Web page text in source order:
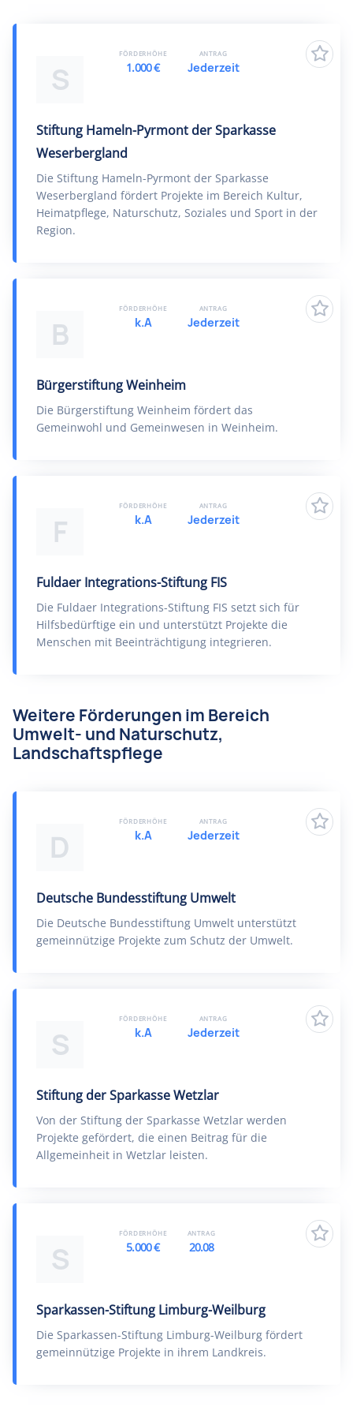
S
Stiftung Hameln-Pyrmont der Sparkasse
Weserbergland
Die Stiftung Hameln-Pyrmont der Sparkasse
Weserbergland fördert Projekte im Bereich Kultur,
Heimatpflege, Naturschutz, Soziales und Sport in der
Region.
FÖRDERHÖHE
1.000 €
ANTRAG
Jederzeit
B
Bürgerstiftung Weinheim
Die Bürgerstiftung Weinheim fördert das
Gemeinwohl und Gemeinwesen in Weinheim.
FÖRDERHÖHE
k.A
ANTRAG
Jederzeit
F
Fuldaer Integrations-Stiftung FIS
Die Fuldaer Integrations-Stiftung FIS setzt sich für
Hilfsbedürftige ein und unterstützt Projekte die
Menschen mit Beeinträchtigung integrieren.
FÖRDERHÖHE
k.A
ANTRAG
Jederzeit
Weitere Förderungen im Bereich
Umwelt- und Naturschutz,
Landschaftspflege
D
Deutsche Bundesstiftung Umwelt
Die Deutsche Bundesstiftung Umwelt unterstützt
gemeinnützige Projekte zum Schutz der Umwelt.
FÖRDERHÖHE
k.A
ANTRAG
Jederzeit
S
Stiftung der Sparkasse Wetzlar
Von der Stiftung der Sparkasse Wetzlar werden
Projekte gefördert, die einen Beitrag für die
Allgemeinheit in Wetzlar leisten.
FÖRDERHÖHE
k.A
ANTRAG
Jederzeit
S
Sparkassen-Stiftung Limburg-Weilburg
Die Sparkassen-Stiftung Limburg-Weilburg fördert
gemeinnützige Projekte in ihrem Landkreis.
FÖRDERHÖHE
5.000 €
ANTRAG
20.08